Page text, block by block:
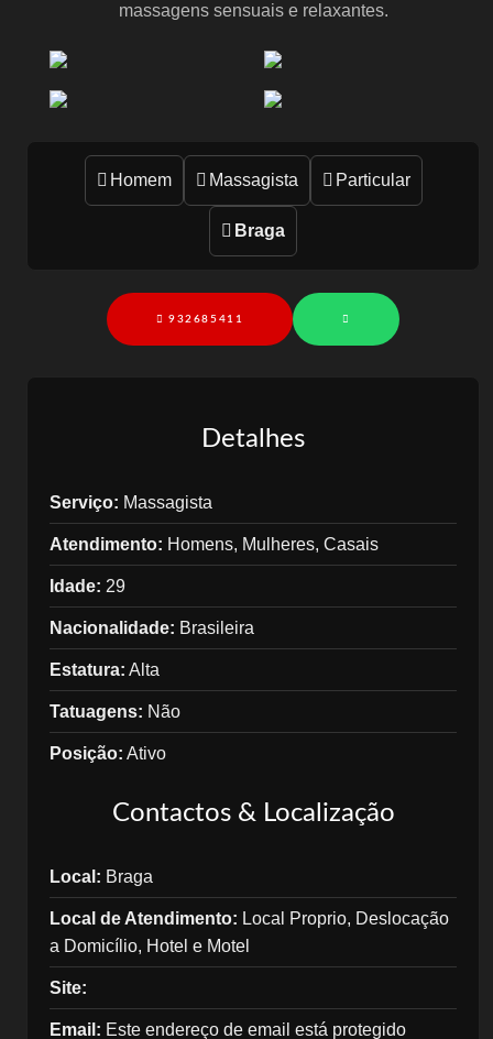
massagens sensuais e relaxantes.
Homem Massagista Particular
Braga
932685411
Detalhes
Serviço: Massagista
Atendimento: Homens, Mulheres, Casais
Idade: 29
Nacionalidade: Brasileira
Estatura: Alta
Tatuagens: Não
Posição: Ativo
Contactos & Localização
Local: Braga
Local de Atendimento: Local Proprio, Deslocação
a Domicílio, Hotel e Motel
Site:
Email: Este endereço de email está protegido